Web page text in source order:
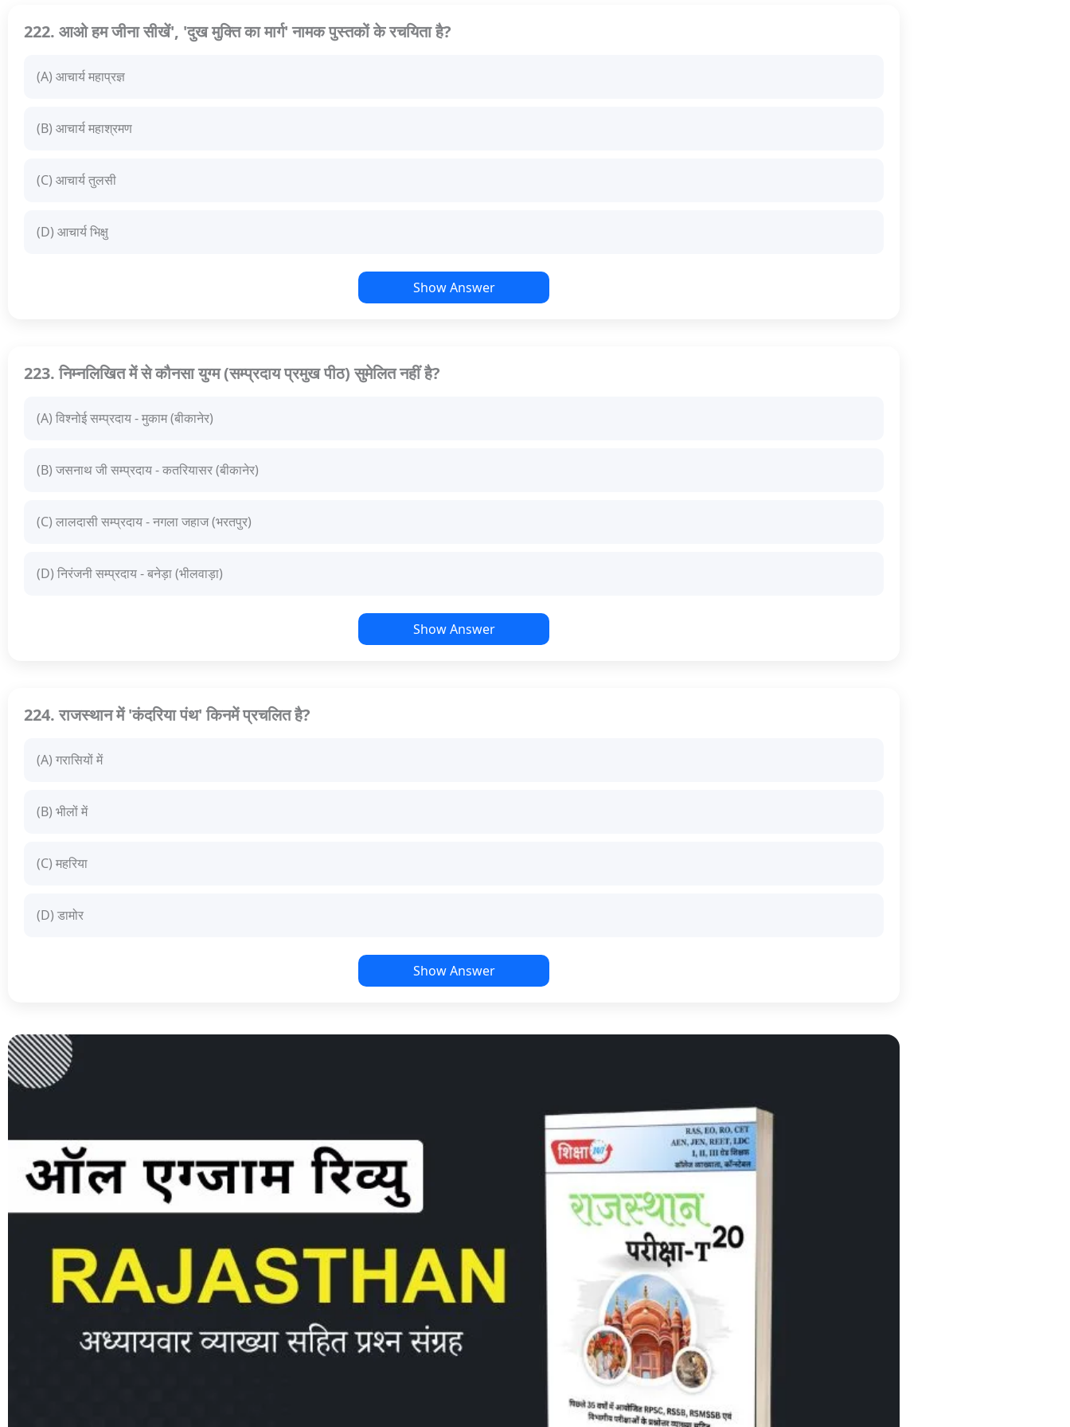
222. आओ हम जीना सीखें', 'दुख मुक्ति का मार्ग' नामक पुस्तकों के रचयिता है?
(A) आचार्य महाप्रज्ञ
(B) आचार्य महाश्रमण
(C) आचार्य तुलसी
(D) आचार्य भिक्षु
Show Answer
223. निम्नलिखित में से कौनसा युग्म (सम्प्रदाय प्रमुख पीठ) सुमेलित नहीं है?
(A) विश्नोई सम्प्रदाय - मुकाम (बीकानेर)
(B) जसनाथ जी सम्प्रदाय - कतरियासर (बीकानेर)
(C) लालदासी सम्प्रदाय - नगला जहाज (भरतपुर)
(D) निरंजनी सम्प्रदाय - बनेड़ा (भीलवाड़ा)
Show Answer
224. राजस्थान में 'कंदरिया पंथ' किनमें प्रचलित है?
(A) गरासियों में
(B) भीलों में
(C) महरिया
(D) डामोर
Show Answer